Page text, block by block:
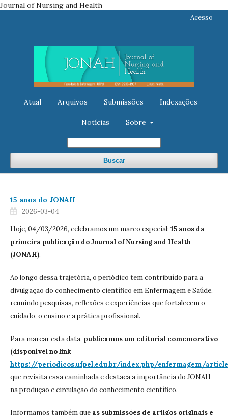
Journal of Nursing and Health
Atual Arquivos Submissões Indexações
Notícias Sobre
Buscar
Acesso
15 anos do JONAH
2026-03-04
Hoje, 04/03/2026, celebramos um marco especial: 15 anos da
primeira publicação do Journal of Nursing and Health
(JONAH).
Ao longo dessa trajetória, o periódico tem contribuído para a
divulgação do conhecimento científico em Enfermagem e Saúde,
reunindo pesquisas, reflexões e experiências que fortalecem o
cuidado, o ensino e a prática profissional.
Para marcar esta data, publicamos um editorial comemorativo
(disponível no link
https://periodicos.ufpel.edu.br/index.php/enfermagem/
que revisita essa caminhada e destaca a importância do JONAH
na produção e circulação do conhecimento científico.
Informamos também que as submissões de artigos originais e